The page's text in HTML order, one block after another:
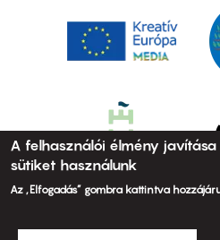
A felhasználói élmény
sütiket használunk
Az „Elfogadás” gombra kattintva